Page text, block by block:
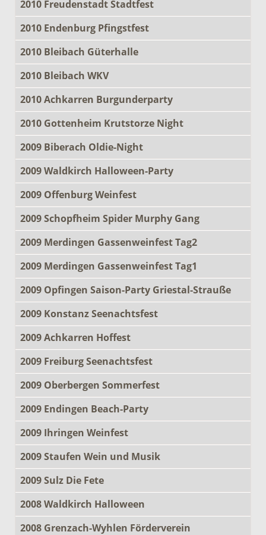
2010 Freudenstadt Stadtfest
2010 Endenburg Pfingstfest
2010 Bleibach Güterhalle
2010 Bleibach WKV
2010 Achkarren Burgunderparty
2010 Gottenheim Krutstorze Night
2009 Biberach Oldie-Night
2009 Waldkirch Halloween-Party
2009 Offenburg Weinfest
2009 Schopfheim Spider Murphy Gang
2009 Merdingen Gassenweinfest Tag2
2009 Merdingen Gassenweinfest Tag1
2009 Opfingen Saison-Party Griestal-Strauße
2009 Konstanz Seenachtsfest
2009 Achkarren Hoffest
2009 Freiburg Seenachtsfest
2009 Oberbergen Sommerfest
2009 Endingen Beach-Party
2009 Ihringen Weinfest
2009 Staufen Wein und Musik
2009 Sulz Die Fete
2008 Waldkirch Halloween
2008 Grenzach-Wyhlen Förderverein